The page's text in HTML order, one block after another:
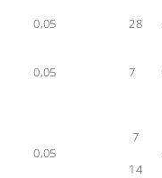
0,05 28
0,05 7
0,05
7
14